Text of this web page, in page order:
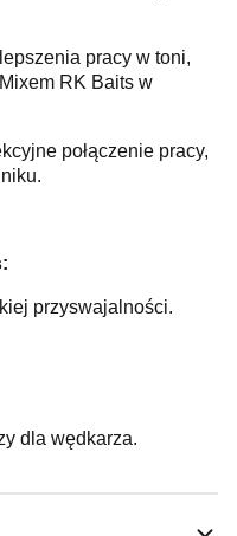
pracy w toni,
RK Baits w
połączenie pracy,
przyswajalności.
dla wędkarza.